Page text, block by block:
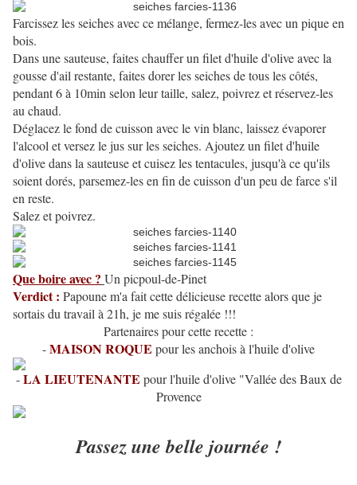
Farcissez les seiches avec ce mélange, fermez-les avec un pique en
bois.
Dans une sauteuse, faites chauffer un filet d'huile d'olive avec la
gousse d'ail restante, faites dorer les seiches de tous les côtés,
pendant 6 à 10min selon leur taille, salez, poivrez et réservez-les
au chaud.
Déglacez le fond de cuisson avec le vin blanc, laissez évaporer
l'alcool et versez le jus sur les seiches. Ajoutez un filet d'huile
d'olive dans la sauteuse et cuisez les tentacules, jusqu'à ce qu'ils
soient dorés, parsemez-les en fin de cuisson d'un peu de farce s'il
en reste.
Salez et poivrez.
Que boire avec ? Un picpoul-de-Pinet
Verdict : Papoune m'a fait cette délicieuse recette alors que je
sortais du travail à 21h, je me suis régalée !!!
Partenaires pour cette recette :
-MAISON ROQUE pour les anchois à l'huile d'olive
-LA LIEUTENANTE pour l'huile d'olive "Vallée des Baux de
Provence
Passez une belle journée !